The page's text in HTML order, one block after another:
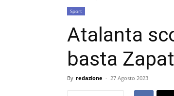
Sport
Atalanta
basta
By redazione - 27 Agosto 2023